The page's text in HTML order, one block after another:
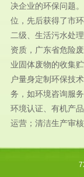
决企业的环保问题
位，先后获得了市
二级、生活污水处
资质，广东省危险
业固体废物的收集
户量身定制环保技
务，如环境咨询服
环境认证、有机产
运营；清洁生产审核